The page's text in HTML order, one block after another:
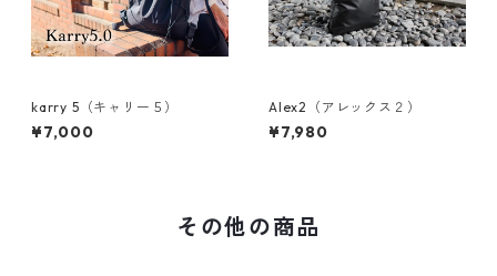
karry 5（キャリー５）
¥7,000
Alex2（アレックス２）
¥7,980
その他の商品